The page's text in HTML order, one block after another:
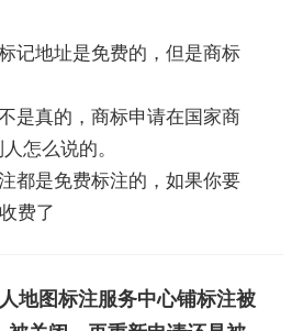
记地址是免费的，但是商标
是真的，商标申请在国家商
怎么说的。
都是免费标注的，如果你要
费了
地图标注服务中心铺标注被